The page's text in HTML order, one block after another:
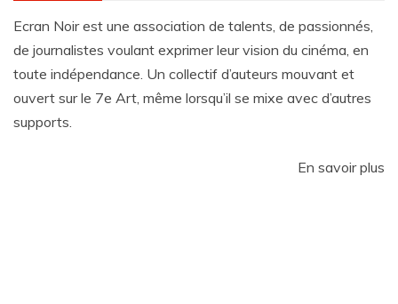
Ecran Noir est une association de talents, de passionnés,
de journalistes voulant exprimer leur vision du cinéma, en
toute indépendance. Un collectif d’auteurs mouvant et
ouvert sur le 7e Art, même lorsqu’il se mixe avec d’autres
supports.
En savoir plus